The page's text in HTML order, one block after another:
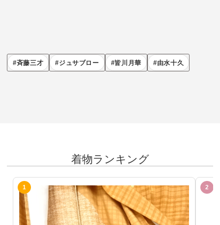
斉藤三才 ジュサブロー 皆川月華 由水十久
着物ランキング